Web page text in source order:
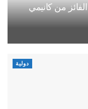
من كانيمي
دولية